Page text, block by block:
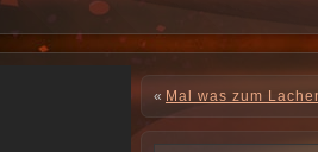
« Mal was zum